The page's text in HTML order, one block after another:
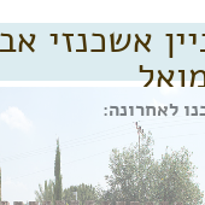
אשכנזי
לאחרונה: